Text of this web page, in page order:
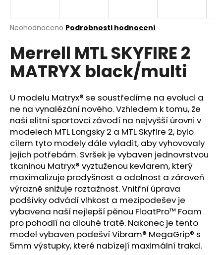
Průměrné
produktu
je
0,0
hvězdiček.
Neohodnoceno Podrobnosti hodnocení
Merrell MTL SKYFIRE 2
MATRYX black/multi
U modelu Matryx® se soustředíme na evoluci a
ne na vynalézání nového. Vzhledem k tomu, že
naši elitní sportovci závodí na nejvyšší úrovni v
modelech MTL Longsky 2 a MTL Skyfire 2, bylo
cílem tyto modely dále vyladit, aby vyhovovaly
jejich potřebám. Svršek je vybaven jednovrstvou
tkaninou Matryx® vyztuženou kevlarem, který
maximalizuje prodyšnost a odolnost a zároveň
výrazně snižuje roztažnost. Vnitřní úprava
podšívky odvádí vlhkost a mezipodešev je
vybavena naší nejlepší pěnou FloatPro™ Foam
pro pohodlí na dlouhé tratě. Nakonec je tento
model vybaven podešví Vibram® MegaGrip® s
5mm výstupky, které nabízejí maximální trakci.
j
t
?
HLEDAT
D
o
p
o
r
u
č
u
j